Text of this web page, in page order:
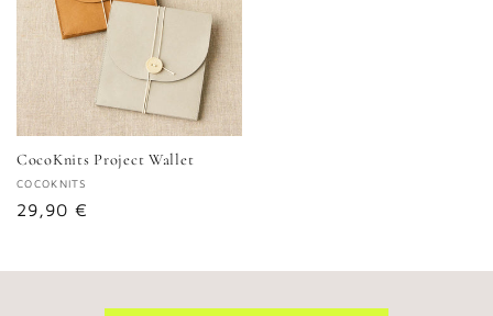
CocoKnits Project Wallet
Anbieter:
COCOKNITS
Normaler
29,90 €